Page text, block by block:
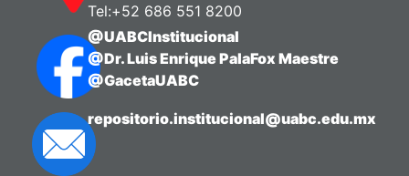
Tel:+52 686 551 8200
@UABCInstitucional
@Dr. Luis Enrique PalaFox Maestre
@GacetaUABC
repositorio.institucional@uabc.edu.mx